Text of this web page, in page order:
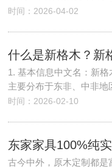
时间：2026-04-02
什么是新格木？新
1. 基本信息中文名：新格
主要分布于东非、中非地
时间：2026-02-10
古今中外，原木定制都